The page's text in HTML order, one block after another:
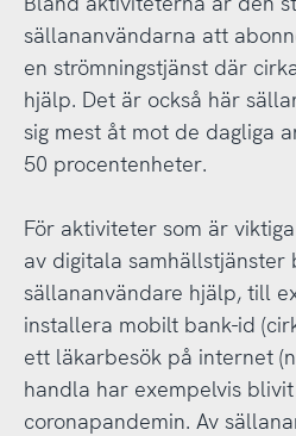
sällananvändarna att
en strömningstjänst där
hjälp. Det är också här
sig mest åt mot de dagliga
50 procentenheter.
För aktiviteter som är
av digitala samhällstjänster
sällananvändare hjälp, till
installera mobilt bank-id
ett läkarbesök på internet
handla har exempelvis
coronapandemin. Av